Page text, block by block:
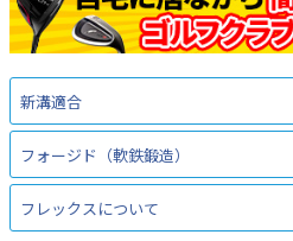
新溝適合
フォージド（軟鉄鍛造）
フレックスについて